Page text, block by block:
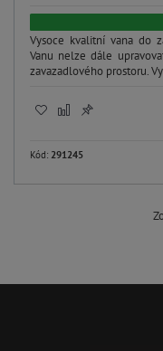
Vysoce kvalitní vana do
Vanu nelze dále
zavazadlového prostoru.
Kód: 291245